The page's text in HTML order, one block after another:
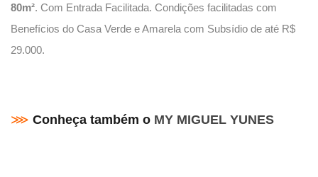
80m². Com Entrada Facilitada. Condições facilitadas com
Benefícios do Casa Verde e Amarela com Subsídio de até R$
29.000.
⋙ Conheça também o MY MIGUEL YUNES